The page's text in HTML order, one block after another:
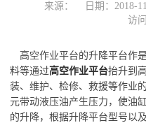
来源： 日期：2018-
访
高空作业平台的升降平台作
料等通过高空作业平台抬升到
装、维护、检修、救援等作业
元带动液压油产生压力，使油
的升降，根据升降平台型号以